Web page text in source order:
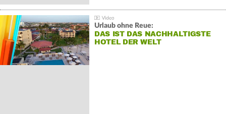
Urlaub ohne Reue:
DAS IST DAS NACHHALTIGSTE
HOTEL DER WELT